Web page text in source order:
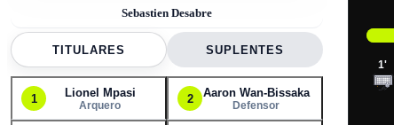
Sebastien Desabre
TITULARES SUPLENTES
1 Lionel Mpasi
Arquero
2 Aaron Wan-Bissaka
Defensor
1'